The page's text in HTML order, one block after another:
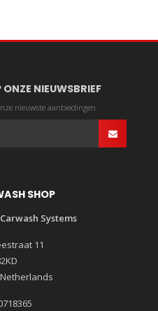
NIEUWSBRIEF
nieuwste aanbiedingen
SHOP
Systems
11